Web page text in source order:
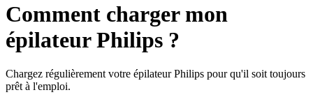
Comment charger mon
épilateur Philips ?
Chargez régulièrement votre épilateur Philips pour qu'il soit toujours
prêt à l'emploi.